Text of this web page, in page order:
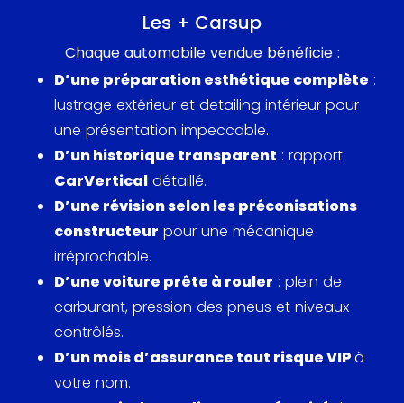
Z4 partage sa plateforme avec la Toyota Supra,
un point d'excitation et de discussion parmi les
passionnés de voitures étant donné les
patrimoines différents des deux marques dans la
fabrication de voitures de sport. L'ingénierie
partagée n'a pas seulement amélioré la
dynamique de performance, mais a également
suscité la curiosité sur les influences des deux
marques visibles dans les deux véhicules.
L'expertise de BMW en matière de réglages de
moteurs combinée à la précision de Toyota pour
offrir une conduite équilibrée a fait de la Z4 M40i
une concurrente redoutable sur le marché des
voitures de sport de luxe.
Ce modèle n'était pas seulement question de
Les + Carsup
Chaque automobile vendue bénéficie :
D’une préparation esthétique complète :
lustrage extérieur et detailing intérieur pour
une présentation impeccable.
D’un historique transparent : rapport
CarVertical détaillé.
D’une révision selon les préconisations
constructeur pour une mécanique
irréprochable.
D’une voiture prête à rouler : plein de
carburant, pression des pneus et niveaux
contrôlés.
D’un mois d’assurance tout risque VIPà
votre nom.